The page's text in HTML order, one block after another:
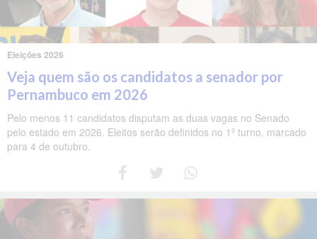
Eleições 2026
Veja quem são os candidatos a senador por
Pernambuco em 2026
Pelo menos 11 candidatos disputam as duas vagas no Senado
pelo estado em 2026. Eleitos serão definidos no 1º turno, marcado
para 4 de outubro.